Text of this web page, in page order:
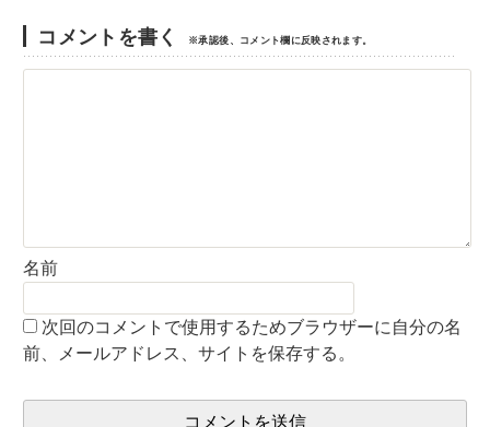
コメントを書く ※承認後、コメント欄に反映されます。
名前
次回のコメントで使用するためブラウザーに自分の名
前、メールアドレス、サイトを保存する。